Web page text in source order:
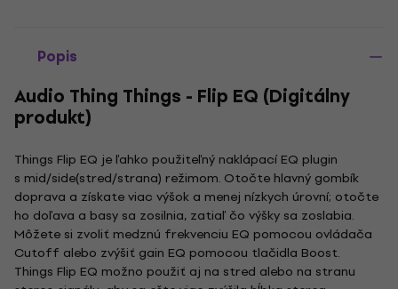
Popis
Audio Thing Things - Flip EQ (Digitálny
produkt)
Things Flip EQ je ľahko použiteľný naklápací EQ plugin
s mid/side(stred/strana) režimom. Otočte hlavný gombík
doprava a získate viac výšok a menej nízkych úrovní; otočte
ho doľava a basy sa zosilnia, zatiaľ čo výšky sa zoslabia.
Môžete si zvoliť medznú frekvenciu EQ pomocou ovládača
Cutoff alebo zvýšiť gain EQ pomocou tlačidla Boost.
Things Flip EQ možno použiť aj na stred alebo na stranu